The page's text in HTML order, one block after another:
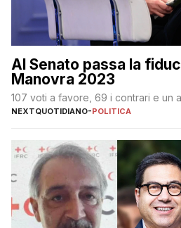
Al Senato passa la
Manovra 2023
107 voti a favore, 69 i contrari e un
NEXTQUOTIDIANO-POLITICA